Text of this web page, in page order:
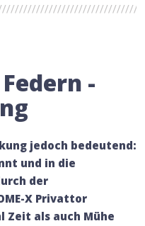
-
jedoch bedeutend:
und in die
der
X Privattor
als auch Mühe